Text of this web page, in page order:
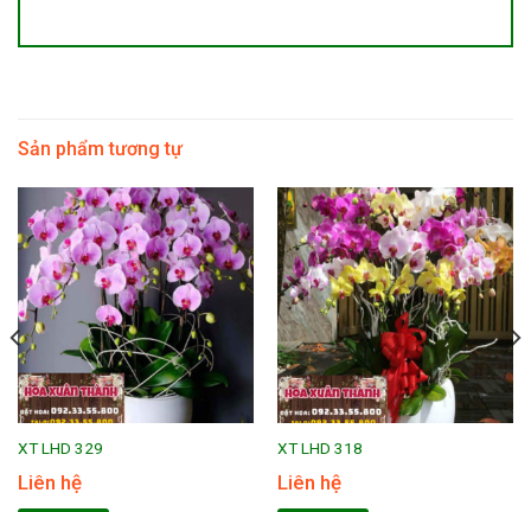
Sản phẩm tương tự
XT LHD 329
Liên hệ
XT LHD 318
Liên hệ